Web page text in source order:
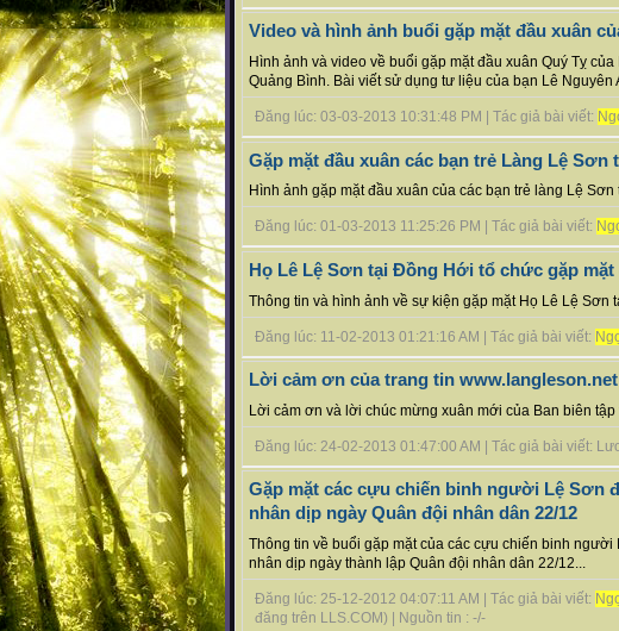
Video và hình ảnh buổi gặp mặt đầu xuân
Hình ảnh và video về buổi gặp mặt đầu xuân Quý Tỵ
Quảng Bình. Bài viết sử dụng tư liệu của bạn Lê
Đăng lúc: 03-03-2013 10:31:48 PM | Tác giả bài viết:
Gặp mặt đầu xuân các bạn trẻ Làng Lệ Sơn
Hình ảnh gặp mặt đầu xuân của các bạn trẻ làng Lệ
Đăng lúc: 01-03-2013 11:25:26 PM | Tác giả bài viết:
Họ Lê Lệ Sơn tại Đồng Hới tổ chức gặp mặt
Thông tin và hình ảnh về sự kiện gặp mặt Họ Lê Lệ Sơn
Đăng lúc: 11-02-2013 01:21:16 AM | Tác giả bài viết:
Lời cảm ơn của trang tin www.langleson.net
Lời cảm ơn và lời chúc mừng xuân mới của Ban biên
Đăng lúc: 24-02-2013 01:47:00 AM | Tác giả bài viết:
Gặp mặt các cựu chiến binh người Lệ Sơn
nhân dịp ngày Quân đội nhân dân 22/12
Thông tin về buổi gặp mặt của các cựu chiến binh
nhân dịp ngày thành lập Quân đội nhân dân 22/12...
Đăng lúc: 25-12-2012 04:07:11 AM | Tác giả bài viết:
đăng trên LLS.COM) | Nguồn tin : -/-